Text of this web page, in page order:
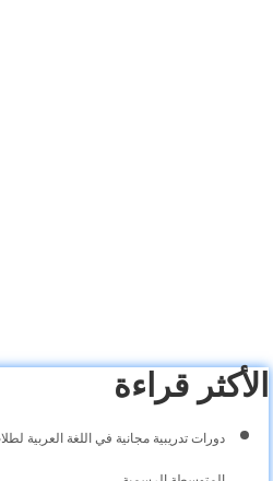
الأكثر قراءة
دورات تدريبية مجانية في اللغة العربية